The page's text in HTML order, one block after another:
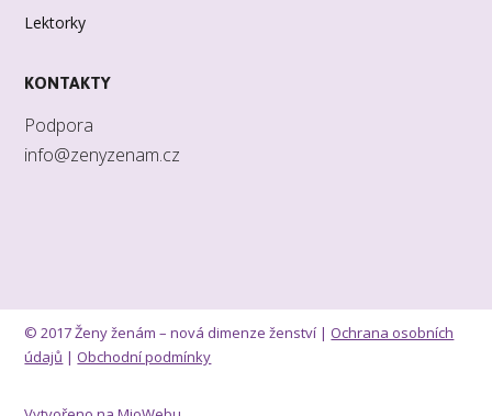
Lektorky
KONTAKTY
Podpora
info@zenyzenam.cz
© 2017 Ženy ženám – nová dimenze ženství | Ochrana osobních
údajů | Obchodní podmínky